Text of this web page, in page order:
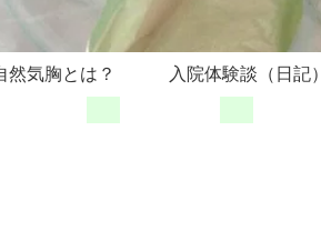
然気胸とは？ 入院体験談（日記）